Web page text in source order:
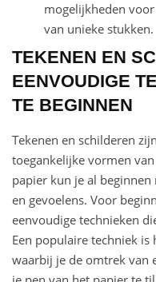
mogelijkheden
van unieke stukken.
TEKENEN EN
EENVOUDIGE
TE BEGINNEN
Tekenen en schilderen
toegankelijke vormen
papier kun je al beginnen
en gevoelens. Voor
eenvoudige technieken
Een populaire techniek
waarbij je de omtrek van